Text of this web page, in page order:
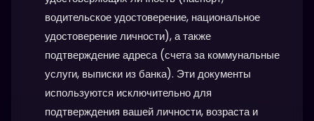
водительское удостоверение, национальное
удостоверение личности), а также
подтверждение адреса (счета за коммунальные
услуги, выписки из банка). Эти документы
используются исключительно для
подтверждения вашей личности, возраста и